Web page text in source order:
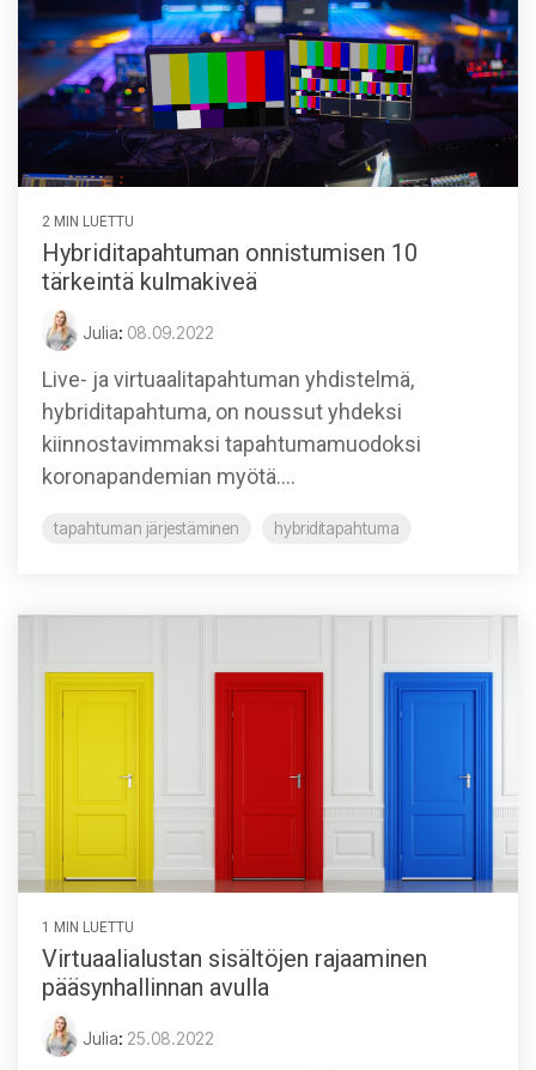
2 MIN LUETTU
Hybriditapahtuman onnistumisen 10
tärkeintä kulmakiveä
Julia: 08.09.2022
Live- ja virtuaalitapahtuman yhdistelmä,
hybriditapahtuma, on noussut yhdeksi
kiinnostavimmaksi tapahtumamuodoksi
koronapandemian myötä....
tapahtuman järjestäminen hybriditapahtuma
1 MIN LUETTU
Virtuaalialustan sisältöjen rajaaminen
pääsynhallinnan avulla
Julia: 25.08.2022